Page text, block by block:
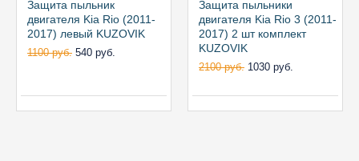
Защита пыльник
двигателя Kia Rio (2011-
2017) левый KUZOVIK
1100 руб. 540 руб.
Защита пыльники
двигателя Kia Rio 3 (2011-
2017) 2 шт комплект
KUZOVIK
2100 руб. 1030 руб.